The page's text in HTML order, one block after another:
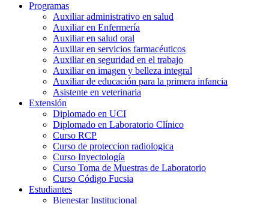
Programas
Auxiliar administrativo en salud
Auxiliar en Enfermería
Auxiliar en salud oral
Auxiliar en servicios farmacéuticos
Auxiliar en seguridad en el trabajo
Auxiliar en imagen y belleza integral
Auxiliar de educación para la primera infancia
Asistente en veterinaria
Extensión
Diplomado en UCI
Diplomado en Laboratorio Clínico
Curso RCP
Curso de proteccion radiologica
Curso Inyectología
Curso Toma de Muestras de Laboratorio
Curso Código Fucsia
Estudiantes
Bienestar Institucional